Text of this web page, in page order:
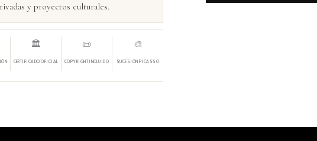
y proyectos culturales.
🏛️
CERTIFICADO OFICIAL
📜
COPYRIGHT INCLUIDO
🎨
SUCESIÓN PICASSO